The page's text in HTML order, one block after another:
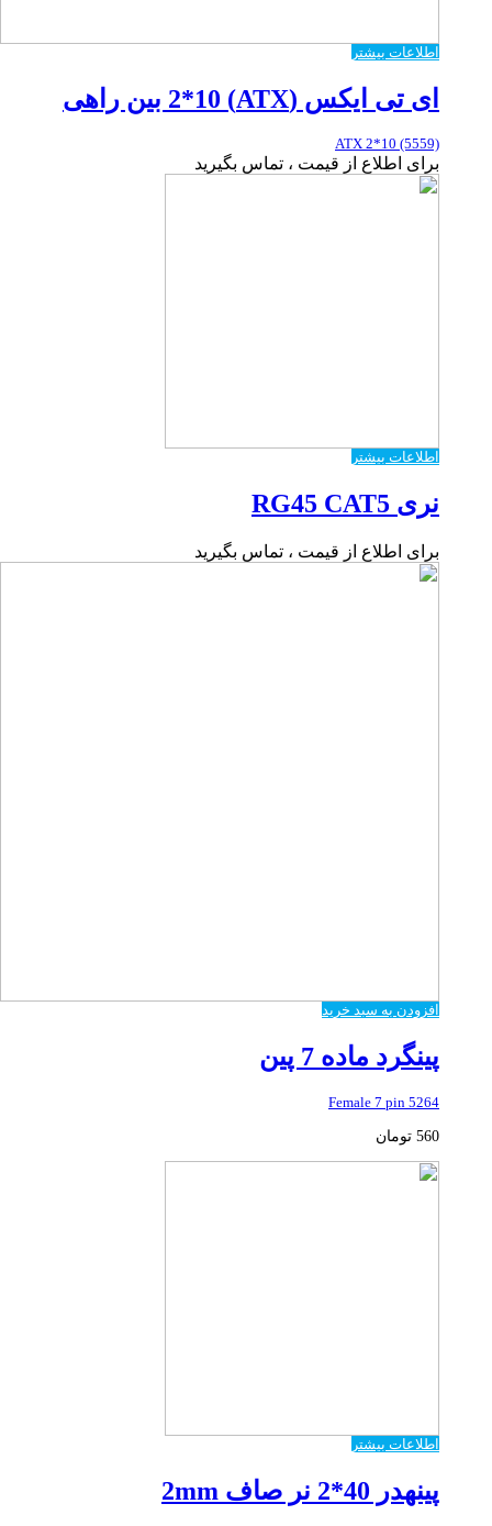
اطلاعات بیشتر
ای تی ایکس (ATX) 2*10 بین راهی
ATX 2*10 (5559)
برای اطلاع از قیمت ، تماس بگیرید
اطلاعات بیشتر
نری RG45 CAT5
برای اطلاع از قیمت ، تماس بگیرید
افزودن به سبد خرید
پینگرد ماده 7 پین
5264 Female 7 pin
560 تومان
اطلاعات بیشتر
پینهدر 40*2 نر صاف 2mm